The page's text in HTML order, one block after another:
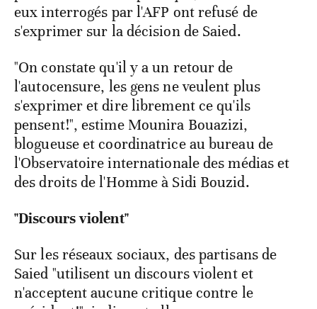
eux interrogés par l'AFP ont refusé de
s'exprimer sur la décision de Saied.
"On constate qu'il y a un retour de
l'autocensure, les gens ne veulent plus
s'exprimer et dire librement ce qu'ils
pensent!", estime Mounira Bouazizi,
blogueuse et coordinatrice au bureau de
l'Observatoire internationale des médias et
des droits de l'Homme à Sidi Bouzid.
"Discours violent"
Sur les réseaux sociaux, des partisans de
Saied "utilisent un discours violent et
n'acceptent aucune critique contre le